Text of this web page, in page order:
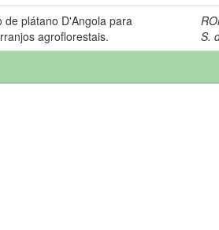
de plátano D'Angola para
agroflorestais.
S.